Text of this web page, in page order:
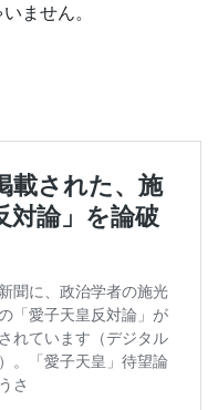
ません。